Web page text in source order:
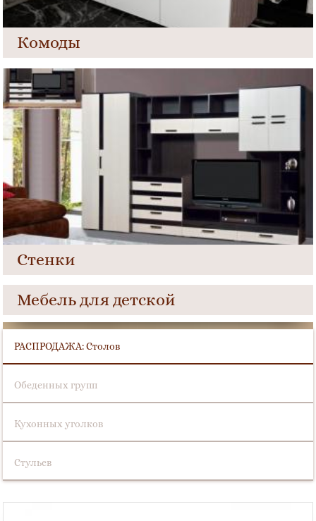
Комоды
Стенки
Мебель для детской
РАСПРОДАЖА: Столов
Обеденных групп
Кухонных уголков
Стульев